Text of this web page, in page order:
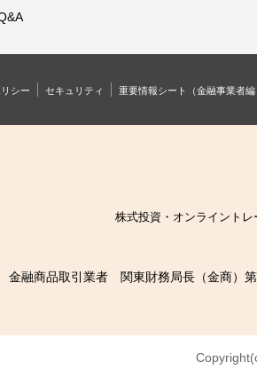
シー セキュリティ 重要情報シート（金融事業者編
株式投資・オンライント
金融商品取引業者 関東財務局長（金商